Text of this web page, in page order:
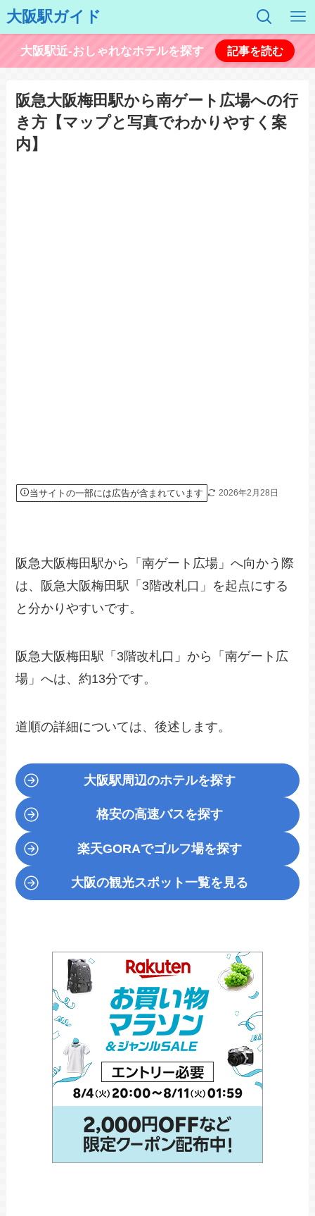
大阪駅ガイド
大阪駅近-おしゃれなホテルを探す 記事を読む
阪急大阪梅田駅から南ゲート広場への行
き方【マップと写真でわかりやすく案
内】
当サイトの一部には広告が含まれています 2026年2月28日
阪急大阪梅田駅から「南ゲート広場」へ向かう際
は、阪急大阪梅田駅「3階改札口」を起点にする
と分かりやすいです。
阪急大阪梅田駅「3階改札口」から「南ゲート広
場」へは、約13分です。
道順の詳細については、後述します。
大阪駅周辺のホテルを探す
格安の高速バスを探す
楽天GORAでゴルフ場を探す
大阪の観光スポット一覧を見る